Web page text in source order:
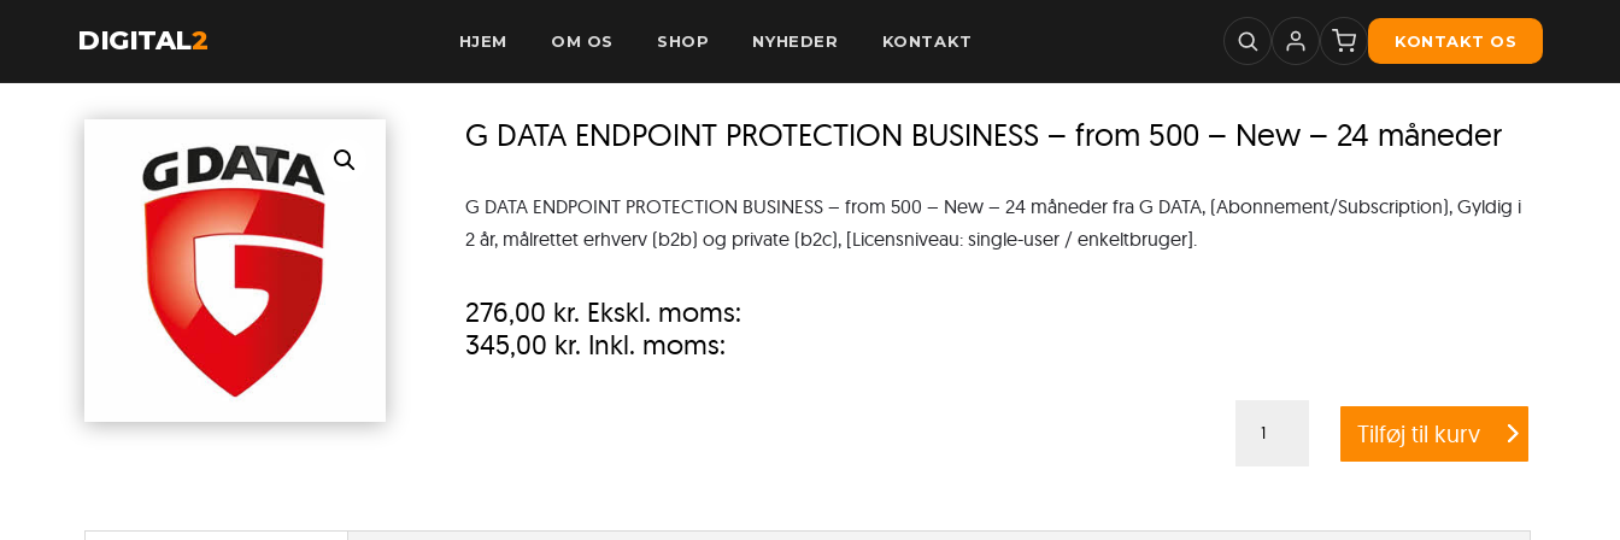
DIGITAL2 HJEM OM OS SHOP NYHEDER KONTAKT KONTAKT OS
G DATA ENDPOINT PROTECTION BUSINESS – from 500 – New – 24 måneder
G DATA ENDPOINT PROTECTION BUSINESS – from 500 – New – 24 måneder fra G DATA, (Abonnement/Subscription), Gyldig i
2 år, målrettet erhverv (b2b) og private (b2c), [Licensniveau: single-user / enkeltbruger].
276,00 kr. Ekskl. moms:
345,00 kr. Inkl. moms:
Tilføj til kurv